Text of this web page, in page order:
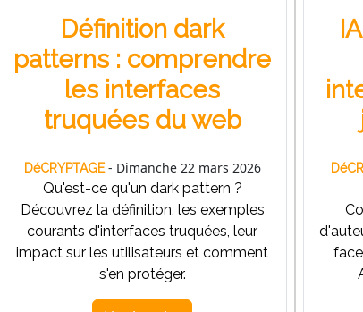
Définition dark
patterns : comprendre
les interfaces
truquées du web
DéCRYPTAGE- Dimanche 22 mars 2026
Qu'est-ce qu'un dark pattern ?
Découvrez la définition, les exemples
courants d'interfaces truquées, leur
impact sur les utilisateurs et comment
s'en protéger.